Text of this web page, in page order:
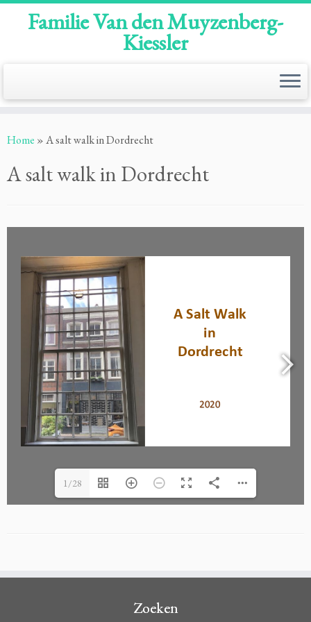
naar
Familie Van den Muyzenberg-
Kiessler
Home »A salt walk in Dordrecht
A salt walk in Dordrecht
1/28
Zoeken